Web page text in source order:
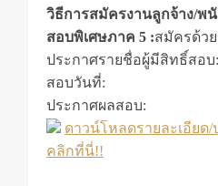
วิธีการสมัครงานลูกจ้าง/พ
สอบพิเศษภาค 5 :สมัครด้วย
ประกาศรายชื่อผู้มีสิทธิ์สอบ:
สอบวันที่:
ประกาศผลสอบ:
ดาวน์โหลดรายละเอียด
คลิกที่นี่!!